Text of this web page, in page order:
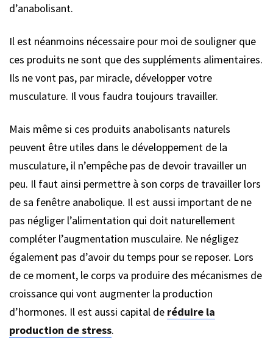
d’anabolisant.
Il est néanmoins nécessaire pour moi de souligner que
ces produits ne sont que des suppléments alimentaires.
Ils ne vont pas, par miracle, développer votre
musculature. Il vous faudra toujours travailler.
Mais même si ces produits anabolisants naturels
peuvent être utiles dans le développement de la
musculature, il n’empêche pas de devoir travailler un
peu. Il faut ainsi permettre à son corps de travailler lors
de sa fenêtre anabolique. Il est aussi important de ne
pas négliger l’alimentation qui doit naturellement
compléter l’augmentation musculaire. Ne négligez
également pas d’avoir du temps pour se reposer. Lors
de ce moment, le corps va produire des mécanismes de
croissance qui vont augmenter la production
d’hormones. Il est aussi capital de réduire la
production de stress.